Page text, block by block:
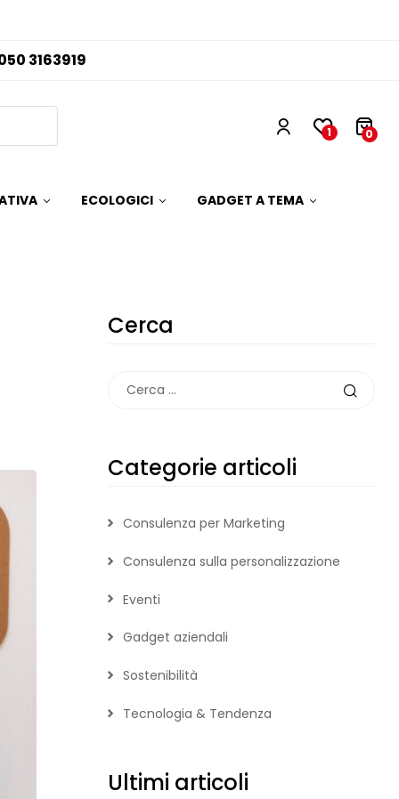
3163919
1 0
ECOLOGICI GADGET A TEMA
Cerca
Categorie articoli
Consulenza per Marketing
Consulenza sulla personalizzazione
Eventi
Gadget aziendali
Sostenibilità
Tecnologia & Tendenza
Ultimi articoli